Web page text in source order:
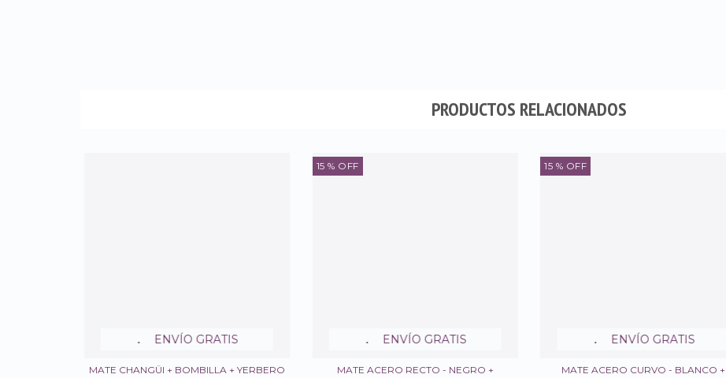
PRODUCTOS RELACIONADOS
ENVÍO GRATIS
MATE CHANGÜI + BOMBILLA + YERBERO
15 % OFF
ENVÍO GRATIS
MATE ACERO RECTO - NEGRO +
15 % OFF
ENVÍO GRATIS
MATE ACERO CURVO - BLANCO +